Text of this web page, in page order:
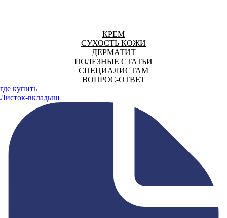
КРЕМ
СУХОСТЬ КОЖИ
ДЕРМАТИТ
ПОЛЕЗНЫЕ СТАТЬИ
СПЕЦИАЛИСТАМ
ВОПРОС-ОТВЕТ
где купить
Листок-вкладыш